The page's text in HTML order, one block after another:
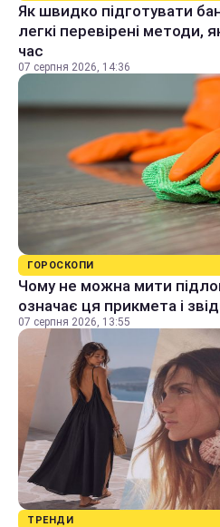
Як швидко підготувати
легкі перевірені методи,
час
07 серпня 2026, 14:36
ГОРОСКОПИ
Чому не можна мити
означає ця прикмета і
07 серпня 2026, 13:55
ТРЕНДИ